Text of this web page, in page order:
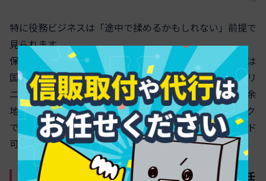
特に役務ビジネスは「途中で揉めるかもしれない」前提で
見られます。
保険診療と自由診療のギャップも同じ構造で、保険診療は
国が枠組みを決めている一方、自費診療や美容医療はクリ
ニック側の自由度が高く、キャンセル・返金トラブルの余
地も大きいと評価されます。そのため、病院やクリニック
でも、保険診療のみならカード不可、自費部分だけカード
可という運用が生まれやすくなります。
対面決済とオンライン、継続課金と一括